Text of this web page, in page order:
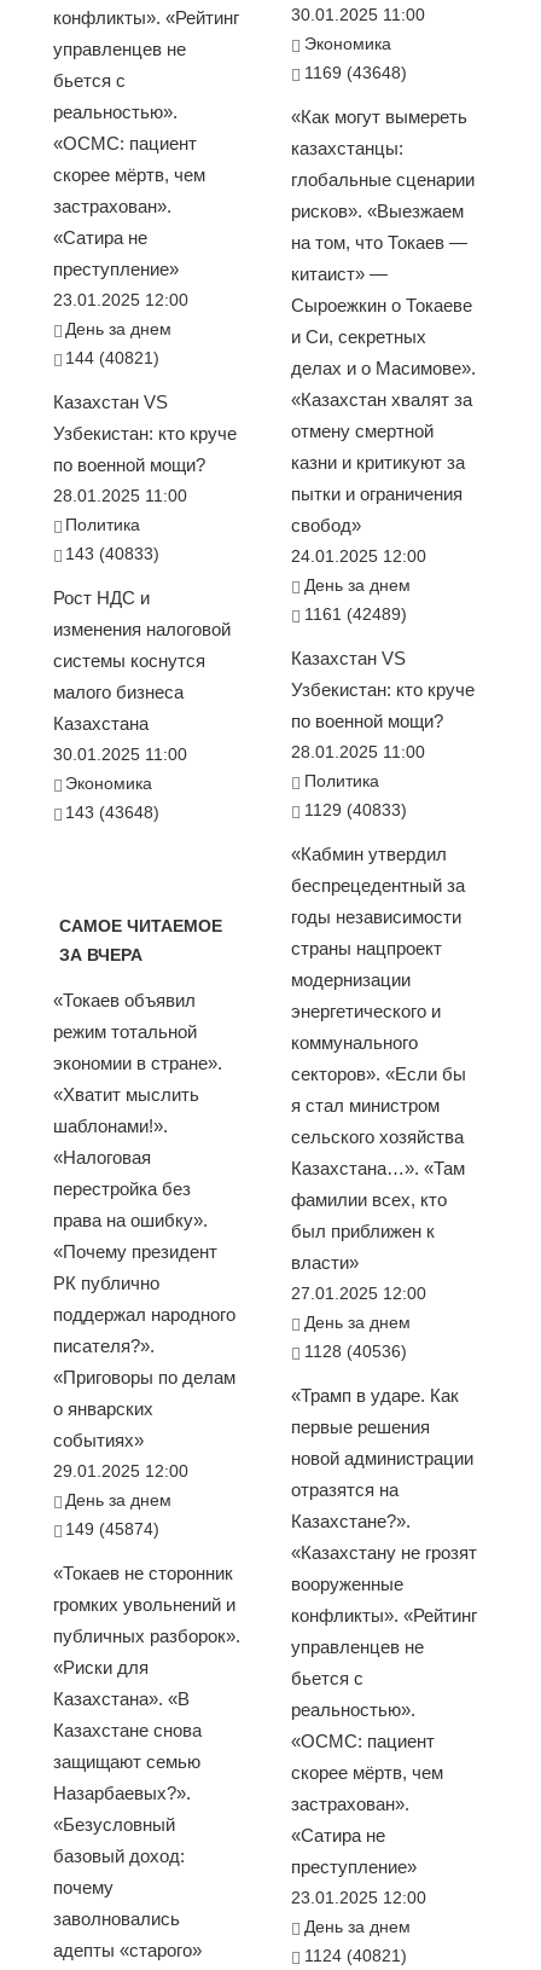
конфликты». «Рейтинг
управленцев не
бьется с
реальностью».
«ОСМС: пациент
скорее мёртв, чем
застрахован».
«Сатира не
преступление»
23.01.2025 12:00
День за днем
144 (40821)
Казахстан VS
Узбекистан: кто круче
по военной мощи?
28.01.2025 11:00
Политика
143 (40833)
Рост НДС и
изменения налоговой
системы коснутся
малого бизнеса
Казахстана
30.01.2025 11:00
Экономика
143 (43648)
САМОЕ ЧИТАЕМОЕ
ЗА ВЧЕРА
«Токаев объявил
режим тотальной
экономии в стране».
«Хватит мыслить
шаблонами!».
«Налоговая
перестройка без
права на ошибку».
«Почему президент
РК публично
поддержал народного
писателя?».
«Приговоры по делам
о январских
событиях»
29.01.2025 12:00
День за днем
149 (45874)
«Токаев не сторонник
громких увольнений и
публичных разборок».
«Риски для
Казахстана». «В
Казахстане снова
защищают семью
Назарбаевых?».
«Безусловный
базовый доход:
почему
заволновались
адепты «старого»
30.01.2025 11:00
Экономика
1169 (43648)
«Как могут вымереть
казахстанцы:
глобальные сценарии
рисков». «Выезжаем
на том, что Токаев —
китаист» —
Сыроежкин о Токаеве
и Си, секретных
делах и о Масимове».
«Казахстан хвалят за
отмену смертной
казни и критикуют за
пытки и ограничения
свобод»
24.01.2025 12:00
День за днем
1161 (42489)
Казахстан VS
Узбекистан: кто круче
по военной мощи?
28.01.2025 11:00
Политика
1129 (40833)
«Кабмин утвердил
беспрецедентный за
годы независимости
страны нацпроект
модернизации
энергетического и
коммунального
секторов». «Если бы
я стал министром
сельского хозяйства
Казахстана…». «Там
фамилии всех, кто
был приближен к
власти»
27.01.2025 12:00
День за днем
1128 (40536)
«Трамп в ударе. Как
первые решения
новой администрации
отразятся на
Казахстане?».
«Казахстану не грозят
вооруженные
конфликты». «Рейтинг
управленцев не
бьется с
реальностью».
«ОСМС: пациент
скорее мёртв, чем
застрахован».
«Сатира не
преступление»
23.01.2025 12:00
День за днем
1124 (40821)